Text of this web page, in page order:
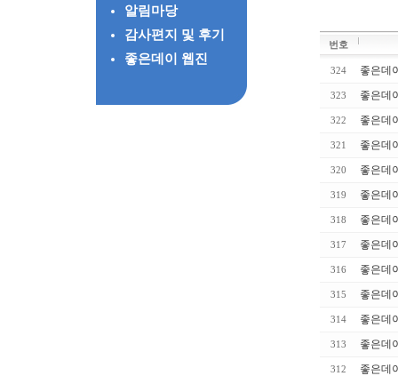
알림마당
감사편지 및 후기
좋은데이 웹진
번호
324 좋은데
323 좋은데
322 좋은데
321 좋은데
320 좋은데
319 좋은데
318 좋은데
317 좋은데
316 좋은데
315 좋은데
314 좋은데
313 좋은데
312 좋은데